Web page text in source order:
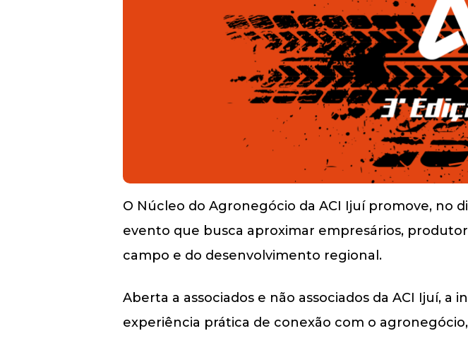
O Núcleo do Agronegócio da ACI Ijuí promove, no
evento que busca aproximar empresários,
campo e do desenvolvimento regional.
Aberta a associados e não associados da ACI Ijuí,
experiência prática de conexão com o